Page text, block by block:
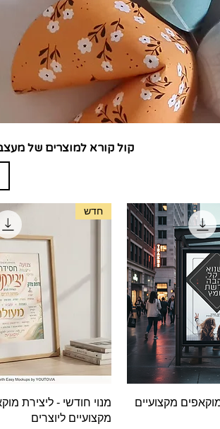
קול קורא למוצרים של
מהירה
מקצועיים
תצוגה
חדש
מנוי חודשי - ליצירת
מקצועיים ליוצרים